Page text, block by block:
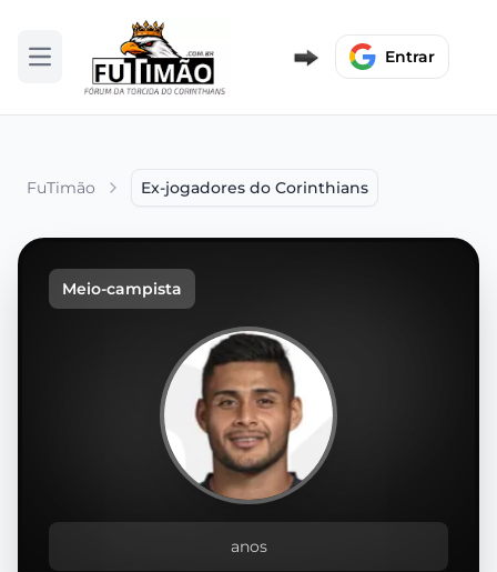
Abrir menu Entrar
FuTimão Ex-jogadores do Corinthians
Meio-campista
anos